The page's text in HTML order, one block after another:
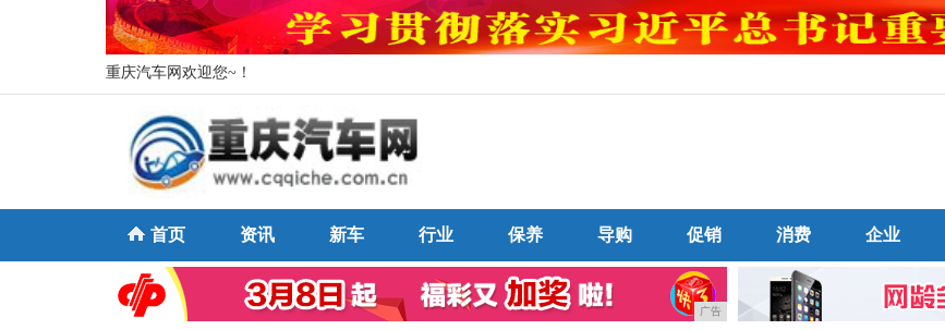
重庆汽车网欢迎您~！
首页 资讯 新车 行业 保养 导购 促销 消费 企业
广告